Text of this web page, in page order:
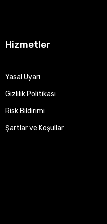
Hizmetler
Yasal Uyarı
Gizlilik Politikası
Risk Bildirimi
Şartlar ve Koşullar